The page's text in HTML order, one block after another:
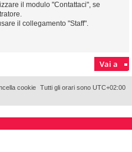
il modulo "Contattaci", se
il collegamento "Staff".
Vai a
Tutti gli orari sono UTC+02:00
cookie